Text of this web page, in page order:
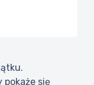
pokaże się